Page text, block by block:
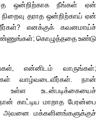
ஒன்றிற்காக நீங்கள் ஏன்
தராத ஒன்றிற்காய் ஏன்
எனக்குக் கவனமாய்ச்
கொழுத்ததை உண்டு
என்னிடம் வாருங்கள்;
வாழ்வடைவீர்கள். நான்
உடன்படிக்கையைச்
காட்டிய மாறாத பேரன்பை
அவனை மக்களினங்களுக்குச்